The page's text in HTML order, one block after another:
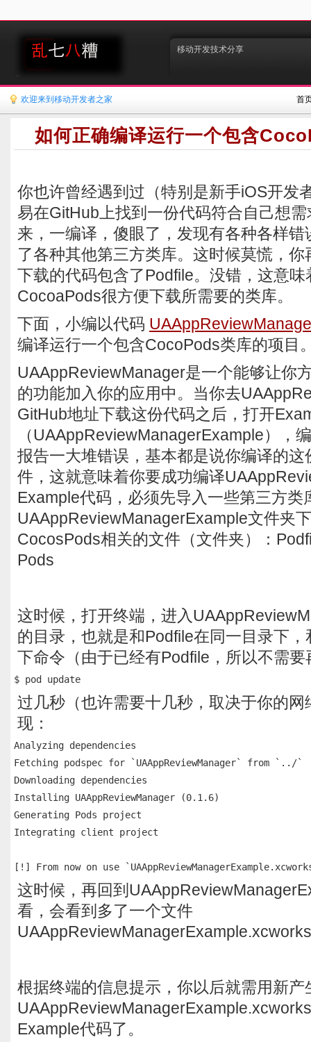
移动开发技术分享
首
欢迎来到移动开发者之家
如何正确编译运行一个包含
你也许曾经遇到过（特别是新手iOS开发
易在GitHub上找到一份代码符合自己想
来，一编译，傻眼了，发现有各种各样
了各种其他第三方类库。这时候莫慌，
下载的代码包含了Podfile。没错，这意味
CocoaPods很方便下载所需要的类库。
下面，小编以代码
编译运行一个包含CocoPods类库的项目
UAAppReviewManager是一个能够让你
的功能加入你的应用中。当你去
GitHub地址下载这份代码之后，打开
（UAAppReviewManagerExample），
报告一大堆错误，基本都是说你编译的
件，这就意味着你要成功编译
Example代码，必须先导入一些第三方类
UAAppReviewManagerExample文件夹
CocosPods相关的文件（文件夹）：
Pods
这时候，打开终端，进入
的目录，也就是和Podfile在同一目录下
下命令（由于已经有Podfile，所以不需
过几秒（也许需要十几秒，取决于你的
现：
Analyzing dependencies
Fetching podspec for `UAAppReviewManager` from `../`
Downloading dependencies
Installing UAAppReviewManager (0.1.6)
Generating Pods project
Integrating client project
这时候，再回到
看，会看到多了一个文件
根据终端的信息提示，你以后就需用新产
Example代码了。